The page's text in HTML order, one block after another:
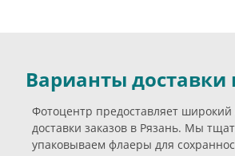
Варианты доставки
Фотоцентр предоставляет широкий
доставки заказов в Рязань. Мы
упаковываем флаеры для